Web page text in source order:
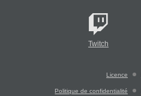
Twitch
Licence
Politique de confidentialité